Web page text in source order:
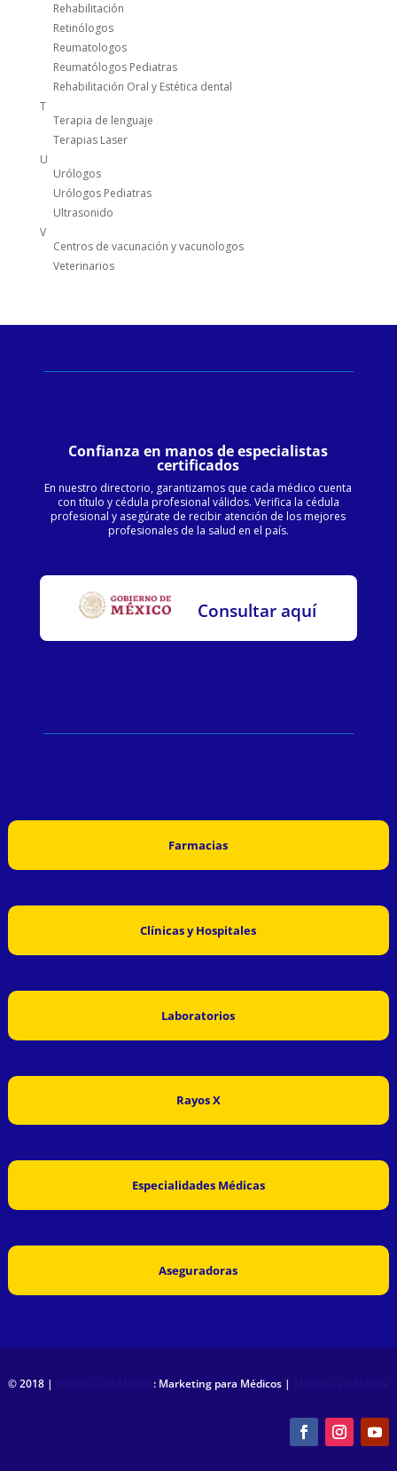
Rehabilitación
Retinólogos
Reumatologos
Reumatólogos Pediatras
Rehabilitación Oral y Estética dental
T
Terapia de lenguaje
Terapias Laser
U
Urólogos
Urólogos Pediatras
Ultrasonido
V
Centros de vacunación y vacunologos
Veterinarios
Confianza en manos de especialistas
certificados
En nuestro directorio, garantizamos que cada médico cuenta
con título y cédula profesional válidos. Verifica la cédula
profesional y asegúrate de recibir atención de los mejores
profesionales de la salud en el país.
Consultar aquí
Farmacias
Clínicas y Hospitales
Laboratorios
Rayos X
Especialidades Médicas
Aseguradoras
© 2018 | : Marketing para Médicos |